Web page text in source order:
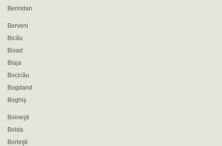
Berindan
Berveni
Bicău
Bixad
Blaja
Bocicău
Bogdand
Boghiş
Boineşti
Bolda
Borleşti